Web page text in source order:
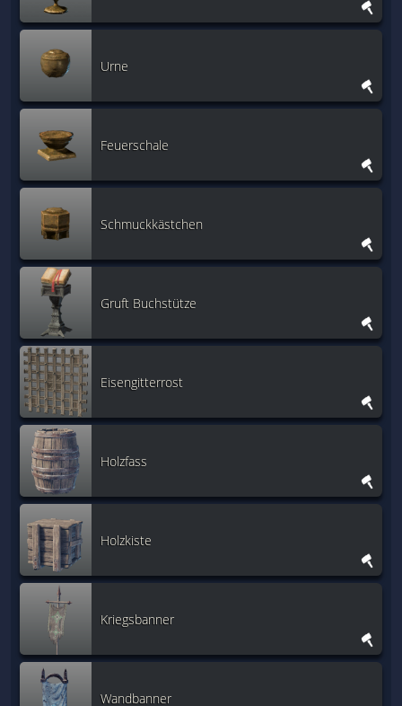
Urne
Feuerschale
Schmuckkästchen
Gruft Buchstütze
Eisengitterrost
Holzfass
Holzkiste
Kriegsbanner
Wandbanner